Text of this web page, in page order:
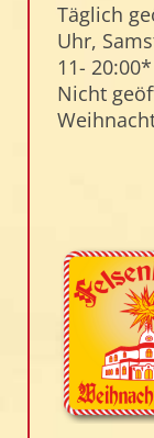
Täglich
Uhr,
11-
Nicht